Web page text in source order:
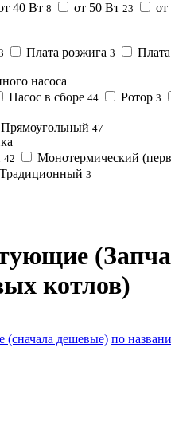
40 Вт 8 от 50 Вт 23
Плата розжига 3
насоса
Насос в сборе 44 Ротор 3
Прямоугольный 47
42 Монотермический
Традиционный 3
котлов)
(сначала дешевые) по